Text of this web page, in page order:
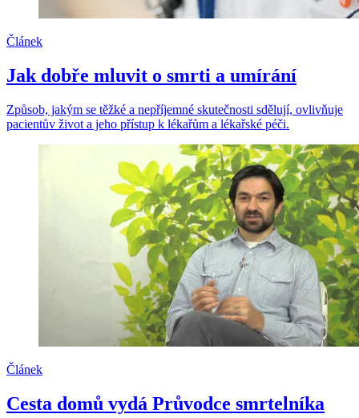
Článek
Jak dobře mluvit o smrti a umírání
Způsob, jakým se těžké a nepříjemné skutečnosti sdělují, ovlivňuje
pacientův život a jeho přístup k lékařům a lékařské péči.
Článek
Cesta domů vydá Průvodce smrtelníka